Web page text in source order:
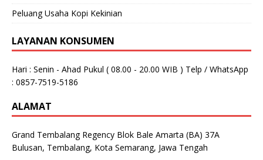
Peluang Usaha Kopi Kekinian
LAYANAN KONSUMEN
Hari : Senin - Ahad Pukul ( 08.00 - 20.00 WIB ) Telp / WhatsApp
: 0857-7519-5186
ALAMAT
Grand Tembalang Regency Blok Bale Amarta (BA) 37A
Bulusan, Tembalang, Kota Semarang, Jawa Tengah